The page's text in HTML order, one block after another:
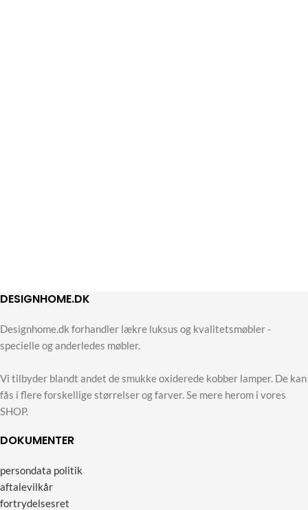
DESIGNHOME.DK
Designhome.dk forhandler lækre luksus og kvalitetsmøbler -
specielle og anderledes møbler.
Vi tilbyder blandt andet de smukke oxiderede kobber lamper. De kan
fås i flere forskellige størrelser og farver. Se mere herom i vores
SHOP.
DOKUMENTER
persondata politik
aftalevilkår
fortrydelsesret